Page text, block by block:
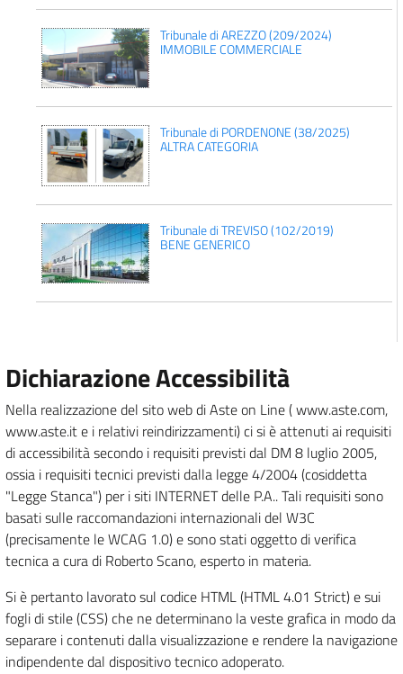
Tribunale di AREZZO (209/2024)
IMMOBILE COMMERCIALE
Tribunale di PORDENONE (38/2025)
ALTRA CATEGORIA
Tribunale di TREVISO (102/2019)
BENE GENERICO
Dichiarazione Accessibilità
Nella realizzazione del sito web di Aste on Line ( www.aste.com,
www.aste.it e i relativi reindirizzamenti) ci si è attenuti ai requisiti
di accessibilità secondo i requisiti previsti dal DM 8 luglio 2005,
ossia i requisiti tecnici previsti dalla legge 4/2004 (cosiddetta
"Legge Stanca") per i siti INTERNET delle P.A.. Tali requisiti sono
basati sulle raccomandazioni internazionali del W3C
(precisamente le WCAG 1.0) e sono stati oggetto di verifica
tecnica a cura di Roberto Scano, esperto in materia.
Si è pertanto lavorato sul codice HTML (HTML 4.01 Strict) e sui
fogli di stile (CSS) che ne determinano la veste grafica in modo da
separare i contenuti dalla visualizzazione e rendere la navigazione
indipendente dal dispositivo tecnico adoperato.